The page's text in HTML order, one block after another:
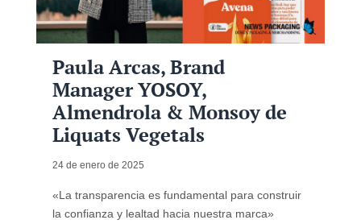
Paula Arcas, Brand
Manager YOSOY,
Almendrola & Monsoy de
Liquats Vegetals
24 de enero de 2025
«La transparencia es fundamental para construir
la confianza y lealtad hacia nuestra marca»